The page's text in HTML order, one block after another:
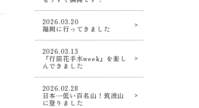
2026.03.20
福岡に行ってきました
2026.03.13
『行田花手水week』を楽し
んできました
2026.02.28
日本一低い百名山！筑波山
に登りました